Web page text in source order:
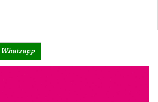
Whatsapp